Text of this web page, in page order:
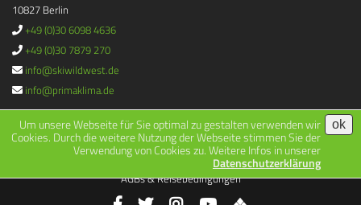
Um unsere Webseite für Sie optimal zu gestalten verwenden wir
Cookies. Durch die weitere Nutzung der Webseite stimmen Sie der
Verwendung von Cookies zu. Weitere Infos in unserer
Datenschutzerklärung
ok
10827 Berlin
+49 (0)30 6098 4636
+49 (0)30 7879 270
info@skiwildwest.de
info@primaklima.de
2026 © All Rights Reserved. Impressum | Datenschutz |
AGBs & Reisebedingungen